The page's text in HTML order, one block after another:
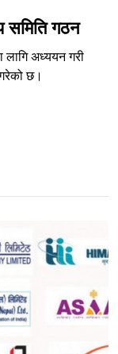
समिति गठन
लागि अध्ययन गरी
छ।